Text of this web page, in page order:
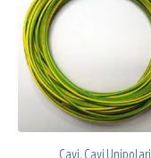
Cavi, Cavi Unipolari